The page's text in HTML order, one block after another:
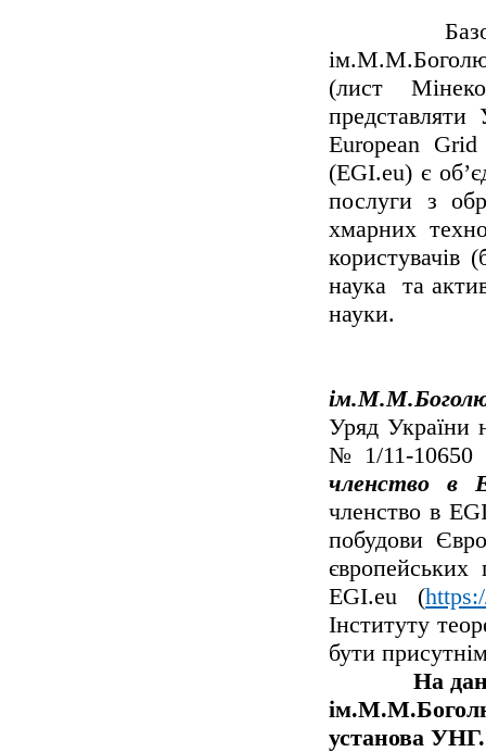
Базовою
(лист
European
(EGI.eu) є
послуги з
хмарних
користувачів
наука та
науки.
Уряд України
№1/11-10650
членство в
членство в
побудови
EGI.eu (
Інституту
бути
На даний
установа УНГ.